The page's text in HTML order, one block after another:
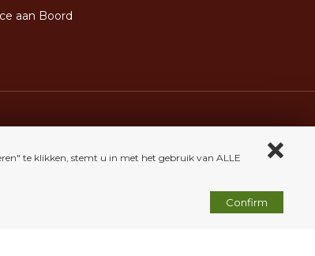
Confirm
te klikken, stemt u in met het gebruik van ALLE
aan Boord